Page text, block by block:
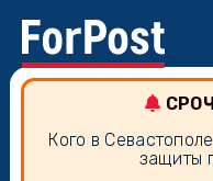
Кого в
защиты